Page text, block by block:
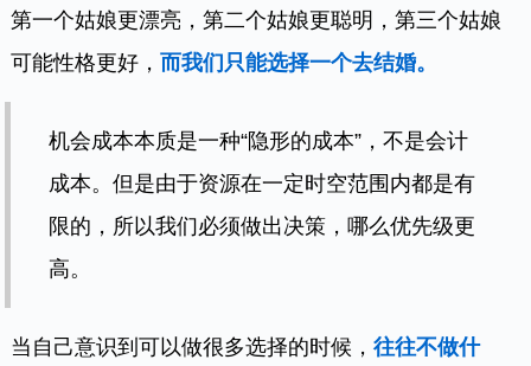
第一个姑娘更漂亮，第二个姑娘更聪明，第三个姑娘
可能性格更好，而我们只能选择一个去结婚。
机会成本本质是一种“隐形的成本”，不是会计
成本。但是由于资源在一定时空范围内都是有
限的，所以我们必须做出决策，哪么优先级更
高。
当自己意识到可以做很多选择的时候，往往不做什